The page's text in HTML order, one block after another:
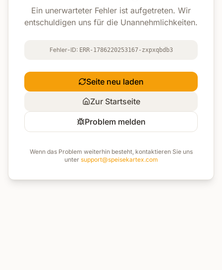
Ein unerwarteter Fehler ist aufgetreten. Wir
entschuldigen uns für die Unannehmlichkeiten.
Fehler-ID: ERR-1786220253167-zxpxqbdb3
Seite neu laden
Zur Startseite
Problem melden
Wenn das Problem weiterhin besteht, kontaktieren Sie uns
unter support@speisekartex.com